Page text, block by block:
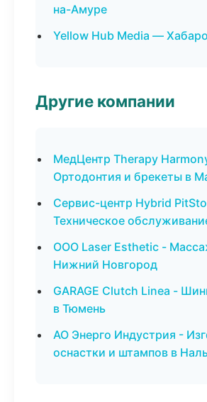
на-Амуре
Yellow Hub Media —
Другие компании
МедЦентр Therapy
Ортодонтия и брекеты в
Сервис-центр Hybrid
Техническое
ООО Laser Esthetic -
Нижний Новгород
GARAGE Clutch Linea -
в Тюмень
АО Энерго Индустрия -
оснастки и штампов в